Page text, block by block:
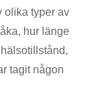
olika typer av
hur länge
tagit någon